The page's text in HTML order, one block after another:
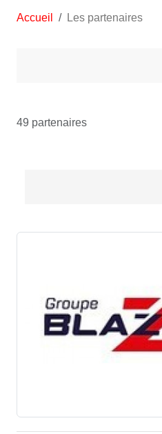
Accueil Les partenaires
49 partenaires